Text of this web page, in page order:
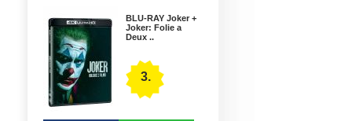
BLU-RAY Joker +
Joker: Folie a
Deux ..
3.